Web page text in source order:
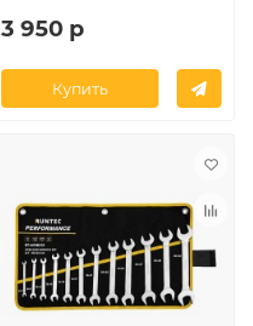
3 950 р
Купить